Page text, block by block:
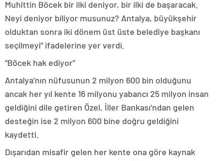
Muhittin Böcek bir ilki deniyor, bir ilki de başaracak.
Neyi deniyor biliyor musunuz? Antalya, büyükşehir
olduktan sonra iki dönem üst üste belediye başkanı
seçilmeyi” ifadelerine yer verdi.
“Böcek hak ediyor”
Antalya’nın nüfusunun 2 milyon 600 bin olduğunu
ancak her yıl kente 16 milyonu yabancı 25 milyon insan
geldiğini dile getiren Özel, İller Bankası’ndan gelen
desteğin ise 2 milyon 600 bine doğru geldiğini
kaydetti.
Dışarıdan misafir gelen her kente ona göre kaynak